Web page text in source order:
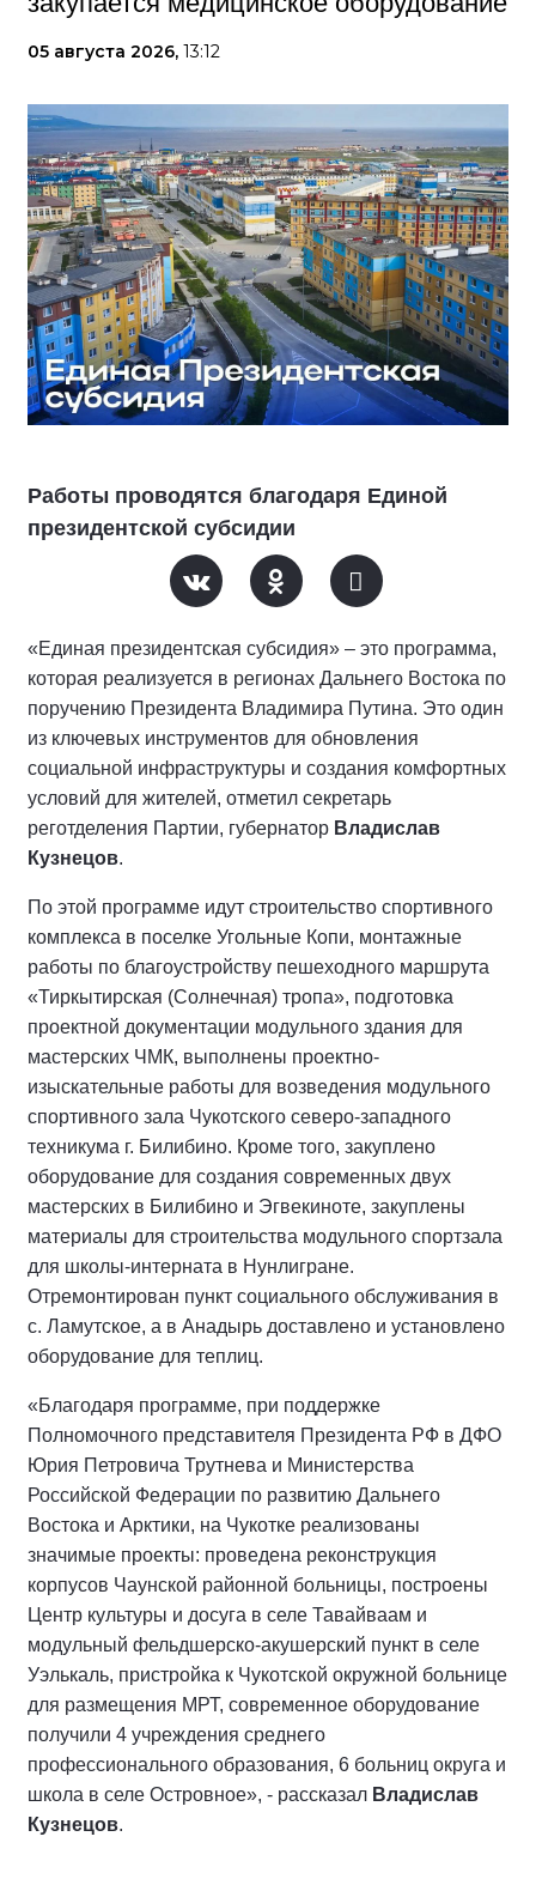
05 августа 2026, 13:12
Работы проводятся благодаря Единой
президентской субсидии
«Единая президентская субсидия» – это программа,
которая реализуется в регионах Дальнего Востока по
поручению Президента Владимира Путина. Это один
из ключевых инструментов для обновления
социальной инфраструктуры и создания комфортных
условий для жителей, отметил секретарь
реготделения Партии, губернатор Владислав
Кузнецов.
По этой программе идут строительство спортивного
комплекса в поселке Угольные Копи, монтажные
работы по благоустройству пешеходного маршрута
«Тиркытирская (Солнечная) тропа», подготовка
проектной документации модульного здания для
мастерских ЧМК, выполнены проектно-
изыскательные работы для возведения модульного
спортивного зала Чукотского северо-западного
техникума г. Билибино. Кроме того, закуплено
оборудование для создания современных двух
мастерских в Билибино и Эгвекиноте, закуплены
материалы для строительства модульного спортзала
для школы-интерната в Нунлигране.
Отремонтирован пункт социального обслуживания в
с. Ламутское, а в Анадырь доставлено и установлено
оборудование для теплиц.
«Благодаря программе, при поддержке
Полномочного представителя Президента РФ в ДФО
Юрия Петровича Трутнева и Министерства
Российской Федерации по развитию Дальнего
Востока и Арктики, на Чукотке реализованы
значимые проекты: проведена реконструкция
корпусов Чаунской районной больницы, построены
Центр культуры и досуга в селе Тавайваам и
модульный фельдшерско-акушерский пункт в селе
Уэлькаль, пристройка к Чукотской окружной больнице
для размещения МРТ, современное оборудование
получили 4 учреждения среднего
профессионального образования, 6 больниц округа и
школа в селе Островное», - рассказал Владислав
Кузнецов.